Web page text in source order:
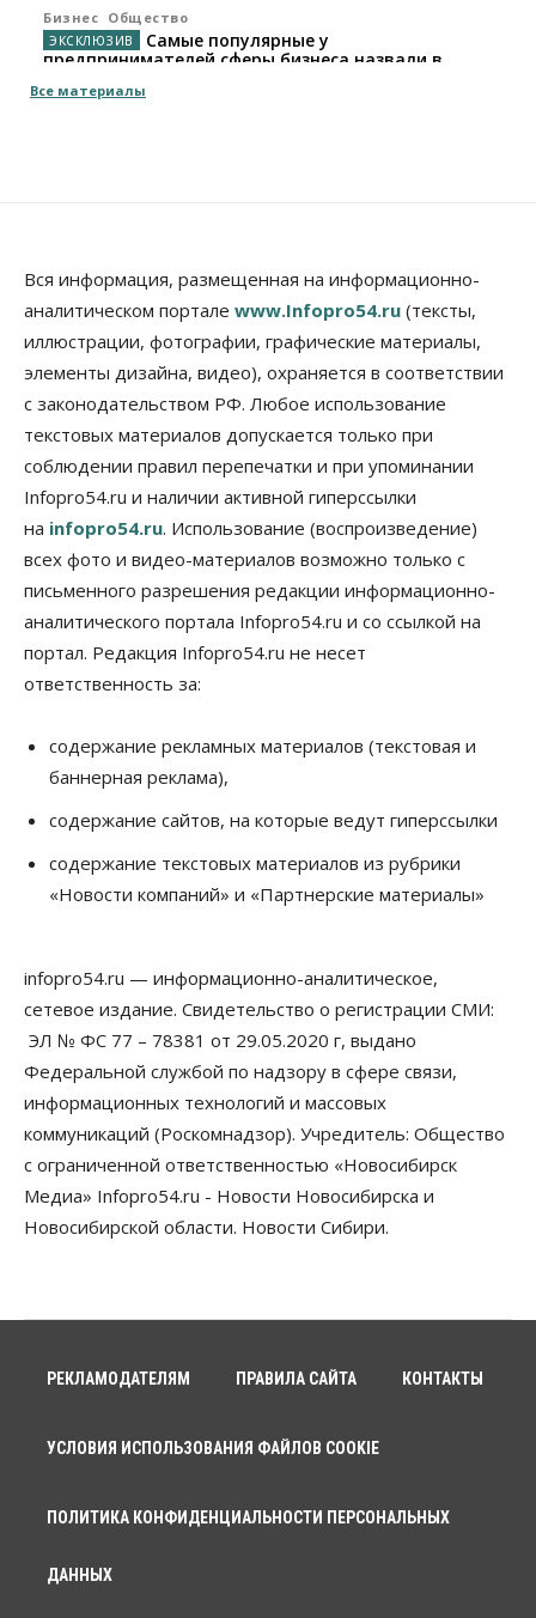
Бизнес Общество
Самые популярные у
предпринимателей сферы бизнеса назвали в
05 Августа 2026, 16:00
Недвижимость
Проект нового микрорайона на улице Кирова
утвердили в Новосибирске
05 Августа 2026, 15:30
Промышленность
Новосибирские компании произвели косметики
на два миллиарда рублей
05 Августа 2026, 15:00
Власть Финансы
Криптовалюта в России официально стала
имуществом
05 Августа 2026, 14:00
Недвижимость
Открыты продажи квартир нового дома в
квартале «Цветной бульвар» ГК «Расцветай»
05 Августа 2026, 13:23
Власть Общество
Ночные маршруты автобусов предлагают ввести
в Новосибирской области
Право&Порядок
Новосибирец пытался провезти из Таиланда
кондитерские изделия с наркотиками
Бизнес Власть
вывели зарплату сотрудников «из тени»
05 Августа 2026, 12:00
Бизнес Недвижимость
Новосибирское правительство требует 226 млн со
строителя экстрим-центра
05 Августа 2026, 11:30
Общество
Премьер-министру Мишустину показали проект
подтверждают нормализацию ситуации с
топливом
сократилось почти на 15%
05 Августа 2026, 09:00
Общество
Все материалы
Вся информация, размещенная на информационно-
аналитическом портале www.Infopro54.ru (тексты,
иллюстрации, фотографии, графические материалы,
элементы дизайна, видео), охраняется в соответствии
с законодательством РФ. Любое использование
текстовых материалов допускается только при
соблюдении правил перепечатки и при упоминании
Infopro54.ru и наличии активной гиперссылки
на infopro54.ru. Использование (воспроизведение)
всех фото и видео-материалов возможно только с
письменного разрешения редакции информационно-
аналитического портала Infopro54.ru и со ссылкой на
портал. Редакция Infopro54.ru не несет
ответственность за:
содержание рекламных материалов (текстовая и
баннерная реклама),
содержание сайтов, на которые ведут гиперссылки
содержание текстовых материалов из рубрики
«Новости компаний» и «Партнерские материалы»
infopro54.ru — информационно-аналитическое,
сетевое издание. Свидетельство о регистрации СМИ:
ЭЛ № ФС 77 – 78381 от 29.05.2020 г, выдано
Федеральной службой по надзору в сфере связи,
информационных технологий и массовых
коммуникаций (Роскомнадзор). Учредитель: Общество
с ограниченной ответственностью «Новосибирск
Медиа» Infopro54.ru - Новости Новосибирска и
Новосибирской области. Новости Сибири.
РЕКЛАМОДАТЕЛЯМ ПРАВИЛА САЙТА КОНТАКТЫ
УСЛОВИЯ ИСПОЛЬЗОВАНИЯ ФАЙЛОВ COOKIE
ПОЛИТИКА КОНФИДЕНЦИАЛЬНОСТИ ПЕРСОНАЛЬНЫХ
ДАННЫХ